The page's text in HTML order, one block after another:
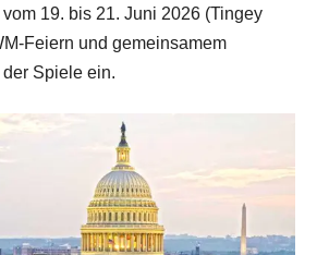
19. bis 21. Juni 2026 (Tingey
Feiern und gemeinsamem
Spiele ein.